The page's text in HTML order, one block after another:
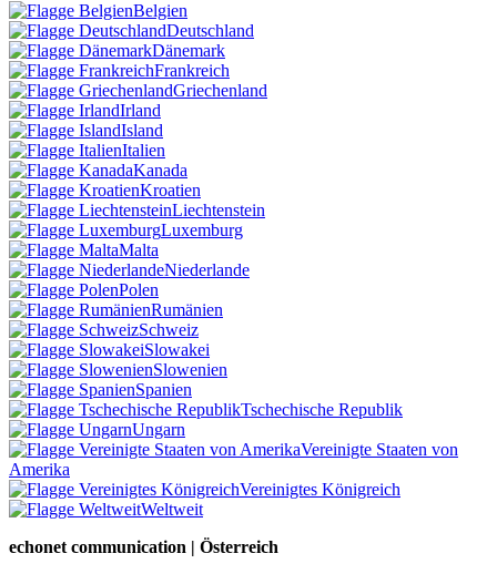
Belgien
Deutschland
Dänemark
Frankreich
Griechenland
Irland
Island
Italien
Kanada
Kroatien
Liechtenstein
Luxemburg
Malta
Niederlande
Polen
Rumänien
Schweiz
Slowakei
Slowenien
Spanien
Tschechische Republik
Ungarn
Vereinigte Staaten von
Amerika
Vereinigtes Königreich
Weltweit
echonet communication | Österreich